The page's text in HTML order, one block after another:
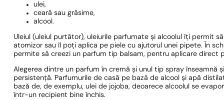
ulei,
ceară sau grăsime,
alcool.
Uleiul (uleiul purtător), uleiurile parfumate și alcoolul îți permit
atomizor sau îl poți aplica pe piele cu ajutorul unei pipete. În
permite să creezi un parfum tip balsam, pentru aplicare direct
Alegerea dintre un parfum în cremă și unul tip spray înseamnă
persistență. Parfumurile de casă pe bază de alcool și apă
bază de, de exemplu, ulei de jojoba, deoarece alcoolul se
într-un recipient bine închis.